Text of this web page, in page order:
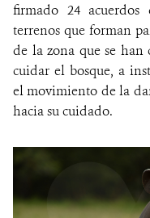
firmado 24 acuerdos
terrenos que forman
de la zona que se han
cuidar el bosque, a
el movimiento de la
hacia sucuidado.